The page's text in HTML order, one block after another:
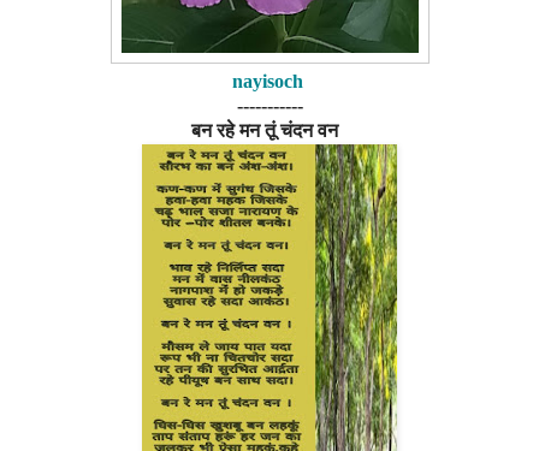
nayisoch
-----------
बन रहे मन तूं चंदन वन